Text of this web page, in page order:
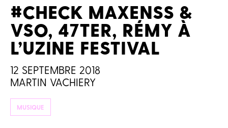
#CHECK MAXENSS &
VSO, 47TER, RÉMY À
L’UZINE FESTIVAL
12 SEPTEMBRE 2018
MARTIN VACHIERY
MUSIQUE